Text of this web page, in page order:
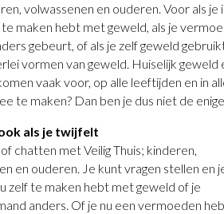
volwassenen en ouderen. Voor als je
maken hebt met geweld, als je
gebeurt, of als je zelf geweld
vormen van geweld. Huiselijk geweld
vaak voor, op alle leeftijden en in
te maken? Dan ben je dus niet de
als je twijfelt
chatten met Veilig Thuis; kinderen,
en ouderen. Je kunt vragen stellen en
zelf te maken hebt met geweld of je
anders. Of je nu een vermoeden